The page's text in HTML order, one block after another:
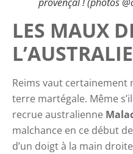
LES MAUX
Reims vaut certainement
terre martégale. Même
recrue australienne
malchance en ce début
d’un doigt à la main